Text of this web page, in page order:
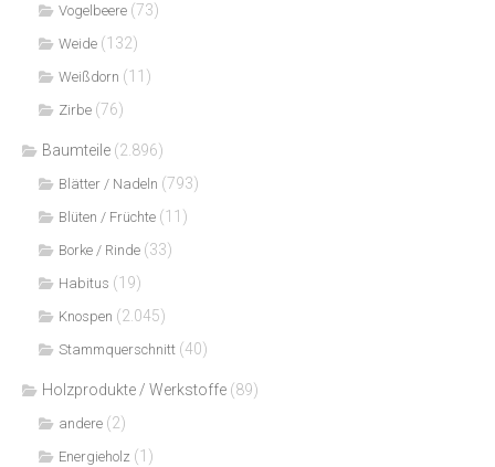
Vogelbeere (73)
Weide (132)
Weißdorn (11)
Zirbe (76)
Baumteile (2.896)
Blätter / Nadeln (793)
Blüten / Früchte (11)
Borke / Rinde (33)
Habitus (19)
Knospen (2.045)
Stammquerschnitt (40)
Holzprodukte / Werkstoffe (89)
andere (2)
Energieholz (1)